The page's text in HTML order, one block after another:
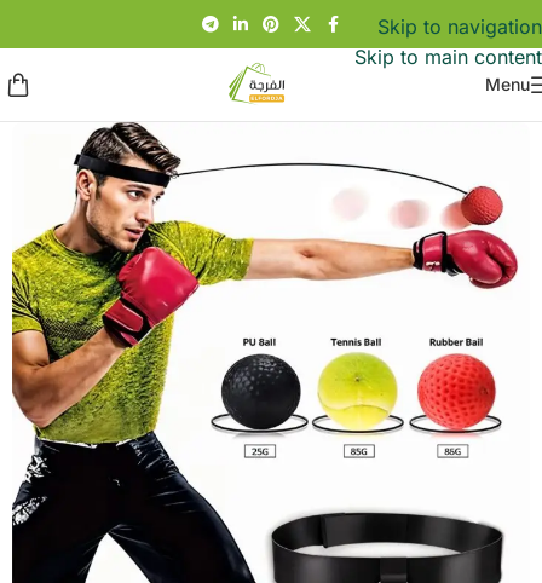
Skip to navigation
Skip to main content
Menu